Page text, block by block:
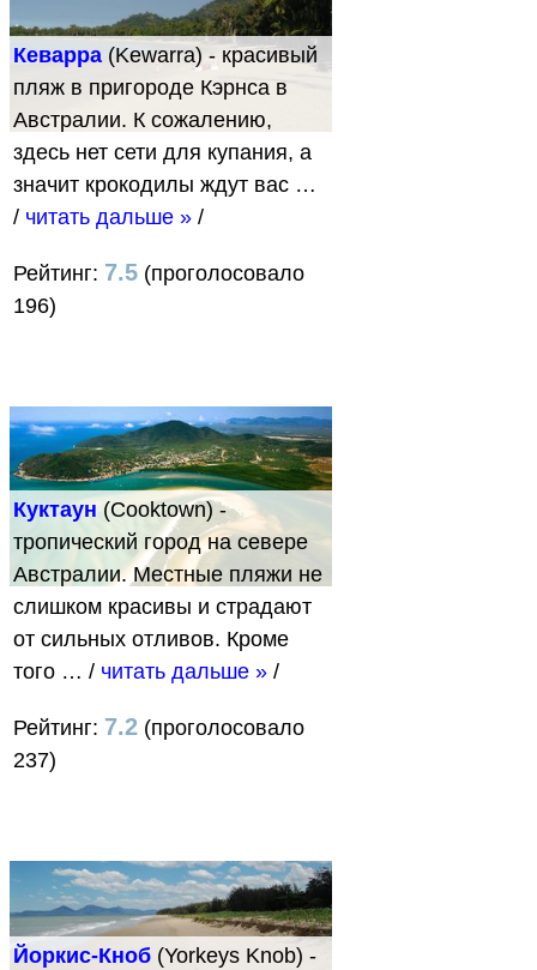
Кеварра (Kewarra) - красивый
пляж в пригороде Кэрнса в
Австралии. К сожалению,
здесь нет сети для купания, а
значит крокодилы ждут вас …
/ читать дальше » /
Рейтинг: 7.5 (проголосовало
196)
Куктаун(Cooktown) -
тропический город на севере
Австралии. Местные пляжи не
слишком красивы и страдают
от сильных отливов. Кроме
того … / читать дальше » /
Рейтинг: 7.2 (проголосовало
237)
Йоркис-Кноб (Yorkeys Knob) -